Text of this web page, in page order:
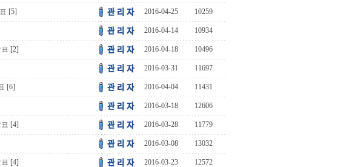
[5] 2016-04-25 10259
2016-04-14 10934
[2] 2016-04-18 10496
2016-03-31 11697
[6] 2016-04-04 11431
2016-03-18 12606
[4] 2016-03-28 11779
2016-03-08 13032
[4] 2016-03-23 12572